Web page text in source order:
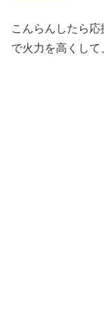
こんらんしたら
で火力を高くして